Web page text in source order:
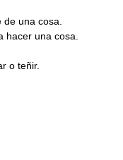
una cosa.
una cosa.
o teñir.